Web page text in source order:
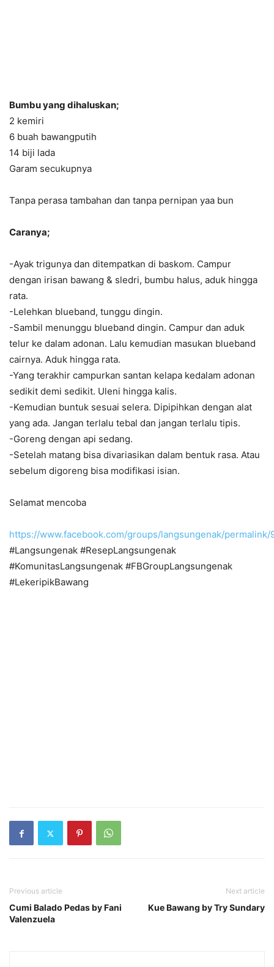
Bumbu yang dihaluskan;
2 kemiri
6 buah bawangputih
14 biji lada
Garam secukupnya
Tanpa perasa tambahan dan tanpa pernipan yaa bun
Caranya;
-Ayak trigunya dan ditempatkan di baskom. Campur
dengan irisan bawang & sledri, bumbu halus, aduk hingga
rata.
-Lelehkan blueband, tunggu dingin.
-Sambil menunggu blueband dingin. Campur dan aduk
telur ke dalam adonan. Lalu kemudian masukan blueband
cairnya. Aduk hingga rata.
-Yang terakhir campurkan santan kelapa kedalam adonan
sedikit demi sedikit. Uleni hingga kalis.
-Kemudian buntuk sesuai selera. Dipipihkan dengan alat
yang ada. Jangan terlalu tebal dan jangan terlalu tipis.
-Goreng dengan api sedang.
-Setelah matang bisa divariasikan dalam bentuk rasa. Atau
sebelum digoreng bisa modifikasi isian.
Selamat mencoba
https://www.facebook.com/groups/langsungenak/permalink/
#Langsungenak #ResepLangsungenak
#KomunitasLangsungenak #FBGroupLangsungenak
#LekeripikBawang
Previous article
Cumi Balado Pedas by Fani
Valenzuela
Next article
Kue Bawang by Try Sundary